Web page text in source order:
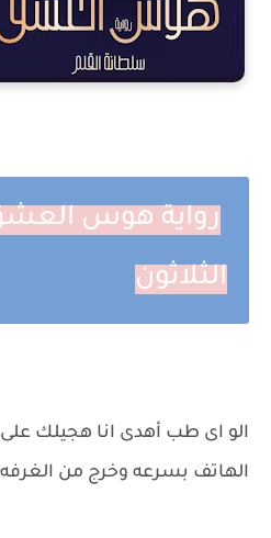
رواية هوس
الثلاثون
الو اى طب أهدى انا هجيلك
الهاتف بسرعه وخرج من